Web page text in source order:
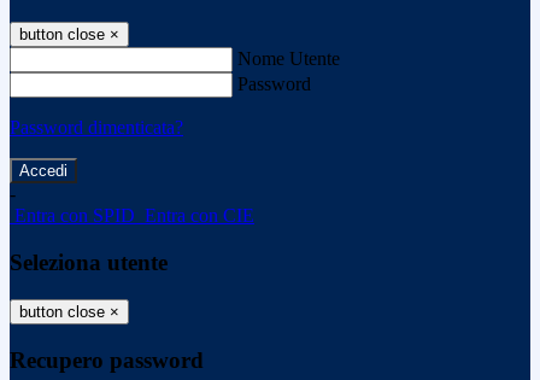
button close ×
Nome Utente
Password
Password dimenticata?
-
Entra con SPID Entra con CIE
Seleziona utente
button close ×
Recupero password